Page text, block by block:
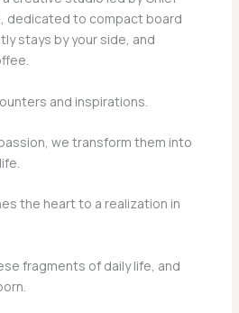
dedicated to compact board
stays by your side, and
and inspirations.
we transform them into
the heart to a realization in
fragments of daily life, and